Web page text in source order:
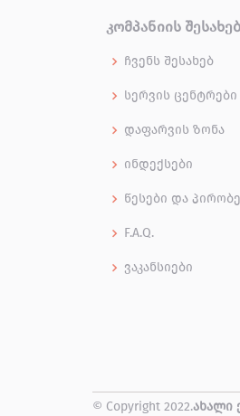
ᲙᲝᲛᲞᲐᲜᲘᲘᲡ ᲨᲔᲡᲐᲮᲔᲑ
ჩვენს შესახებ
სერვის ცენტრები
დაფარვის ზონა
ინდექსები
წესები და
F.A.Q.
ვაკანსიები
© Copyright 2022.ახალი